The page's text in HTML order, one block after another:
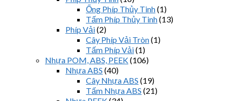
Ống Phíp Thủy Tinh(1)
Tấm Phíp Thủy Tinh(13)
Phíp Vải(2)
Cây Phíp Vải Tròn(1)
Tấm Phíp Vải(1)
Nhựa POM, ABS, PEEK(106)
Nhựa ABS (40)
Cây Nhựa ABS (19)
Tấm Nhựa ABS (21)